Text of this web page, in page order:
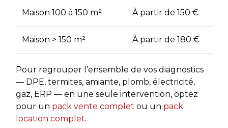
Maison 100 à 150 m² À partir de 150 €
Maison > 150 m² À partir de 180 €
Pour regrouper l’ensemble de vos diagnostics
— DPE, termites, amiante, plomb, électricité,
gaz, ERP — en une seule intervention, optez
pour un pack vente complet ou un pack
location complet.